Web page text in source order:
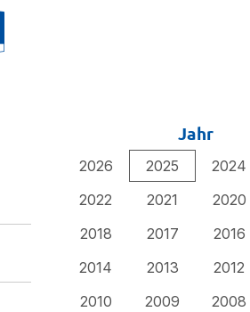
Jahr
2026 2025 2024
2022
2021 2020
2018
2017 2016
2014
2013 2012
2010
2009 2008